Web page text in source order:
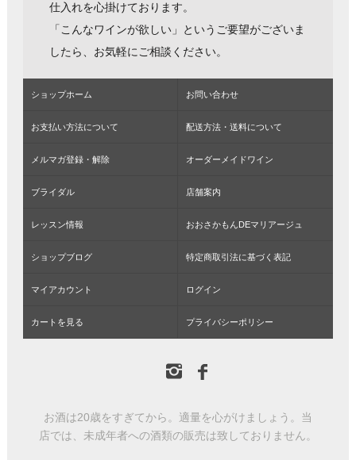
仕入れを心掛けております。
「こんなワインが欲しい」というご要望がございま
したら、お気軽にご相談ください。
ショップホーム お問い合わせ
お支払い方法について 配送方法・送料について
メルマガ登録・解除 オーダーメイドワイン
ブライダル 店舗案内
レッスン情報 おおさかもんDEマリアージュ
ショップブログ 特定商取引法に基づく表記
マイアカウント ログイン
カートを見る プライバシーポリシー
お酒は20歳をすぎてから。適量を心がけましょう。当
店では、未成年者への酒類の販売は致しておりません。